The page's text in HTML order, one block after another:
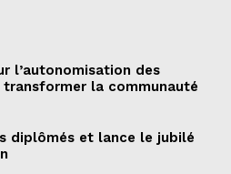
l’autonomisation des
la communauté
diplômés et lance le jubilé